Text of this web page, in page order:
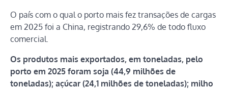
O país com o qual o porto mais fez transações de cargas
em 2025 foi a China, registrando 29,6% de todo fluxo
comercial.
Os produtos mais exportados, em toneladas, pelo
porto em 2025 foram soja (44,9 milhões de
toneladas); açúcar (24,1 milhões de toneladas); milho